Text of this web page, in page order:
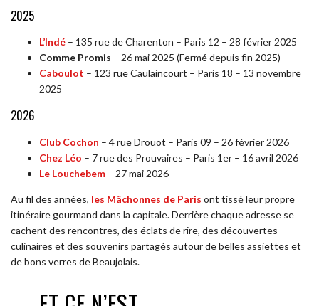
2025
L’Indé – 135 rue de Charenton – Paris 12 – 28 février 2025
Comme Promis – 26 mai 2025 (Fermé depuis fin 2025)
Caboulot – 123 rue Caulaincourt – Paris 18 – 13 novembre
2025
2026
Club Cochon – 4 rue Drouot – Paris 09 – 26 février 2026
Chez Léo – 7 rue des Prouvaires – Paris 1er – 16 avril 2026
Le Louchebem – 27 mai 2026
Au fil des années, les Mâchonnes de Paris ont tissé leur propre
itinéraire gourmand dans la capitale. Derrière chaque adresse se
cachent des rencontres, des éclats de rire, des découvertes
culinaires et des souvenirs partagés autour de belles assiettes et
de bons verres de Beaujolais.